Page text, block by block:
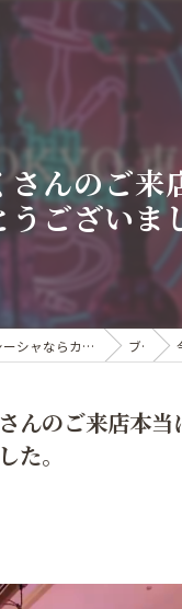
んのご来
うございま
東京都、渋谷のシーシャならカフェ&シーシャバー Chill collection渋谷センター街店 ブログ
んのご来店本当
た。